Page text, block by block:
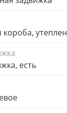
утеплен
есть